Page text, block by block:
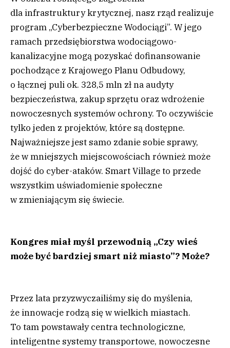
dla infrastruktury krytycznej, nasz rząd realizuje
program „Cyberbezpieczne Wodociągi”. W jego
ramach przedsiębiorstwa wodociągowo-
kanalizacyjne mogą pozyskać dofinansowanie
pochodzące z Krajowego Planu Odbudowy,
o łącznej puli ok. 328,5 mln zł na audyty
bezpieczeństwa, zakup sprzętu oraz wdrożenie
nowoczesnych systemów ochrony. To oczywiście
tylko jeden z projektów, które są dostępne.
Najważniejsze jest samo zdanie sobie sprawy,
że w mniejszych miejscowościach również może
dojść do cyber-ataków. Smart Village to przede
wszystkim uświadomienie społeczne
w zmieniającym się świecie.
Kongres miał myśl przewodnią „Czy wieś
może być bardziej smart niż miasto”? Może?
Przez lata przyzwyczailiśmy się do myślenia,
że innowacje rodzą się w wielkich miastach.
To tam powstawały centra technologiczne,
inteligentne systemy transportowe, nowoczesne